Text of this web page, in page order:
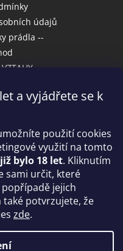
a vyjádřete se k
použití cookies
využití na tomto
bylo 18 let. Kliknutím
sami určit, které
jejich
také potvrzujete, že
zde.
údajů
prádla --
platby